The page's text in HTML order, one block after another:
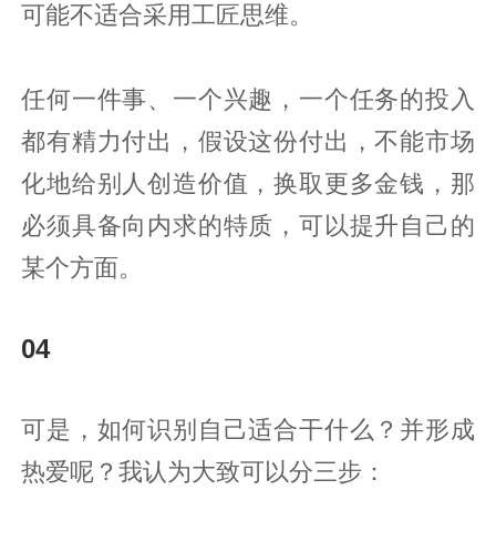
可能不适合采用工匠思维。
任何一件事、一个兴趣，一个任务的投入
都有精力付出，假设这份付出，不能市场
化地给别人创造价值，换取更多金钱，那
必须具备向内求的特质，可以提升自己的
某个方面。
04‍‍
可是，如何识别自己适合干什么？并形成
热爱呢？我认为大致可以分三步：